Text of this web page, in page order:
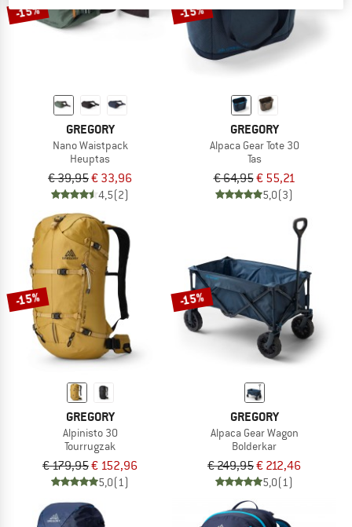
-15%
GREGORY
Nano Waistpack
Heuptas
€ 39,95€ 33,96
4,5(2)
-15%
GREGORY
Alpaca Gear Tote 30
Tas
€ 64,95€ 55,21
5,0(3)
-15%
GREGORY
Alpinisto 30
Tourrugzak
€ 179,95€ 152,96
5,0(1)
-15%
GREGORY
Alpaca Gear Wagon
Bolderkar
€ 249,95€ 212,46
5,0(1)